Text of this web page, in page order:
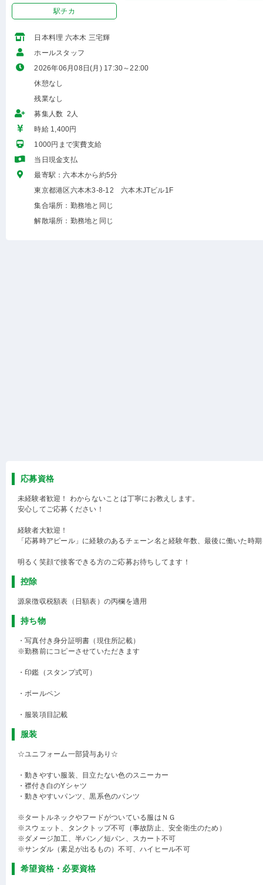
駅チカ
日本料理 六本木 三宅輝
ホールスタッフ
2026年06月08日(月) 17:30～22:00
休憩なし
残業なし
募集人数 2人
時給 1,400円
1000円まで実費支給
当日現金支払
最寄駅：六本木から約5分
東京都港区六本木3-8-12 六本木JTビル1F
集合場所：勤務地と同じ
解散場所：勤務地と同じ
応募資格
未経験者歓迎！ わからないことは丁寧にお教えします。
安心してご応募ください！
経験者大歓迎！
「応募時アピール」に経験のあるチェーン名と経験年数、最後に働いた時
明るく笑顔で接客できる方のご応募お待ちしてます！
控除
源泉徴収税額表（日額表）の丙欄を適用
持ち物
・写真付き身分証明書（現住所記載）
※勤務前にコピーさせていただきます
・印鑑（スタンプ式可）
・ボールペン
・服装項目記載
服装
☆ユニフォーム一部貸与あり☆
・動きやすい服装、目立たない色のスニーカー
・襟付き白のYシャツ
・動きやすいパンツ、黒系色のパンツ
※タートルネックやフードがついている服はＮＧ
※スウェット、タンクトップ不可（事故防止、安全衛生のため）
※ダメージ加工、半パン／短パン、スカート不可
※サンダル（素足が出るもの）不可、ハイヒール不可
希望資格・必要資格